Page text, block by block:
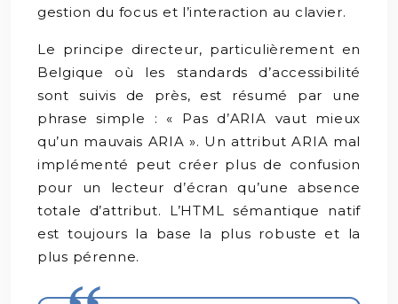
gestion du focus et l’interaction au clavier.
Le principe directeur, particulièrement en
Belgique où les standards d’accessibilité
sont suivis de près, est résumé par une
phrase simple : « Pas d’ARIA vaut mieux
qu’un mauvais ARIA ». Un attribut ARIA mal
implémenté peut créer plus de confusion
pour un lecteur d’écran qu’une absence
totale d’attribut. L’HTML sémantique natif
est toujours la base la plus robuste et la
plus pérenne.